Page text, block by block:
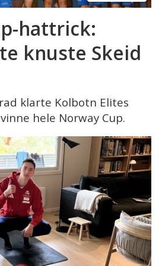
hattrick:
knuste Skeid
klarte Kolbotn Elites
hele Norway Cup.